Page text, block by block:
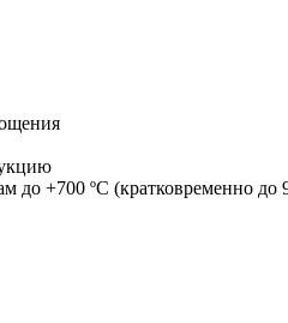
до +700 ºС (кратковременно до